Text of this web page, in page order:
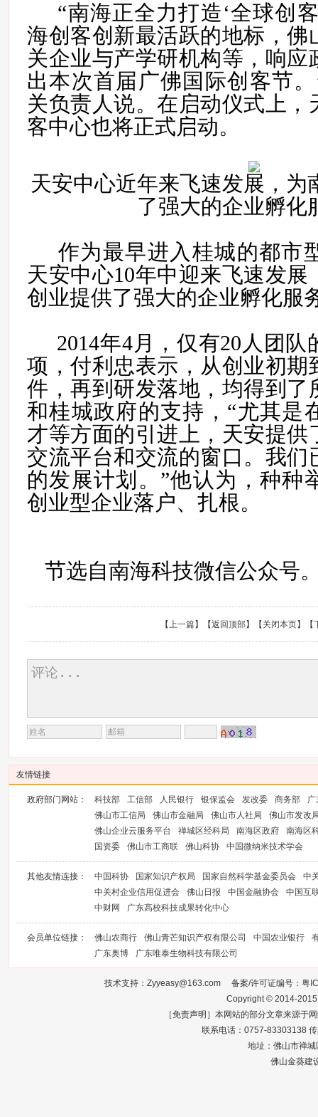
“南海正全力打造‘全球创
海创客创新最活跃的地标，佛
关企业与产学研机构等，响应
出本次首届广佛国际创客节
关负责人说。在启动仪式上，
客中心也将正式启动。
天安中心近年来飞速发展，为
了强大的企业孵化
作为最早进入桂城的都市
天安中心10年中迎来飞速发
创业提供了强大的企业孵化服
2014年4月，仅有20人团
项，付利忠表示，从创业初期
件，再到研发落地，均得到了
和桂城政府的支持，“尤其是
才等方面的引进上，天安提供
交流平台和交流的窗口。我们
的发展计划。”他认为，种种
创业型企业落户、扎根。
节选自南海科技微信公众号
【上一篇】【返回顶部】【 关闭本页】【
友情链接
政府部门网站： 科技部 工信部 人民银行 银保监会 发改委 商务部
广
佛山市工信局
佛山市金融局 佛山市人社局
佛山市发改
佛山企业云服务平台
禅城区经科局 南海区政府
南海区
国资委
佛山市工商联 佛山科协 中国微纳米技术学会
其他友情连接： 中国科协 国家知识产权局 国家自然科学基金委员会
中
中关村企业信用促进会
佛山日报 中国金融协会
中国互
中财网
广东高校科技成果转化中心
会员单位链接： 佛山农商行 佛山青芒知识产权有限公司 中国农业银行
广东奥博
广东唯泰生物科技有限公司
技术支持：Zyyeasy@163.com 备案/许可证编号： 粤
Copyright © 2014-
［免责声明］本网站的部分文章来源于
联系电话：0757-83303138
地址：佛山市禅
佛山金葵建